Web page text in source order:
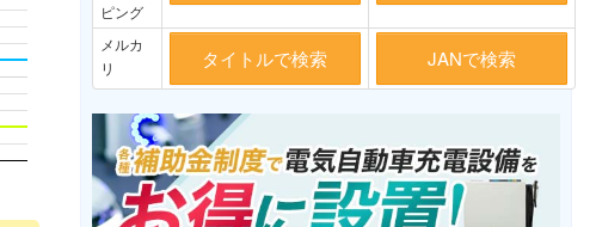
ピング
メルカ
リ
タイトルで検索 JANで検索